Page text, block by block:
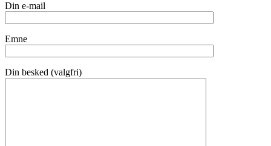
Din e-mail
Emne
Din besked (valgfri)